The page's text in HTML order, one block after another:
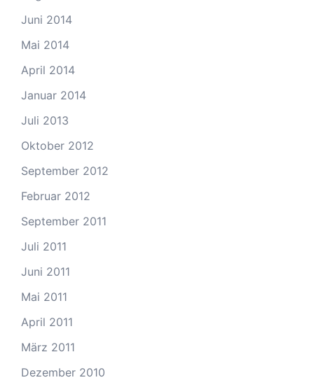
Juni 2014
Mai 2014
April 2014
Januar 2014
Juli 2013
Oktober 2012
September 2012
Februar 2012
September 2011
Juli 2011
Juni 2011
Mai 2011
April 2011
März 2011
Dezember 2010